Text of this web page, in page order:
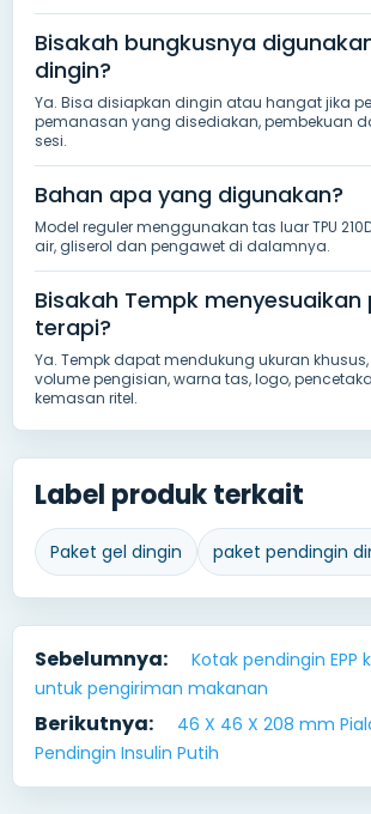
Bisakah bungkusnya
dingin?
Ya. Bisa disiapkan dingin atau hangat jika
pemanasan yang disediakan, pembekuan
sesi.
Bahan apa yang digunakan?
Model reguler menggunakan tas luar TPU
air, gliserol dan pengawet di dalamnya.
Bisakah Tempk menyesuaikan
terapi?
Ya. Tempk dapat mendukung ukuran
volume pengisian, warna tas, logo,
kemasan ritel.
Label produk terkait
Paket gel dingin paket pendingin
Sebelumnya:
Kotak pendingin EPP
untuk pengiriman makanan
Berikutnya:
46 X 46 X 208 mm
Pendingin Insulin Putih